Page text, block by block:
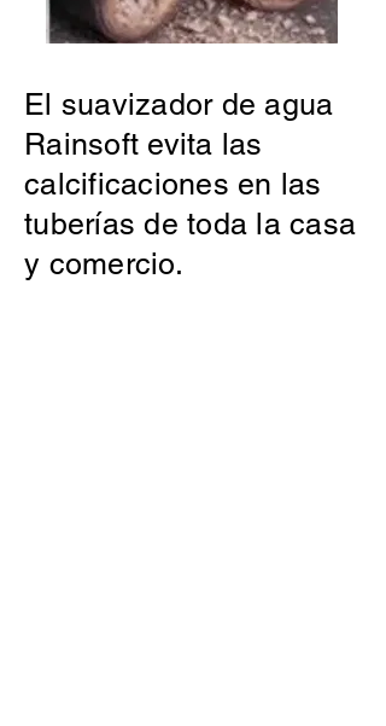
El suavizador de agua
Rainsoft evita las
calcificaciones en las
tuberías de toda la casa
y comercio.